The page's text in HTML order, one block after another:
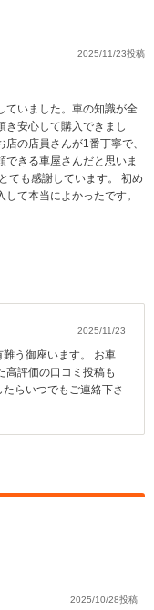
2025/11/23投稿
ていました。車の知識が全
き安心して購入できまし
の店員さんが1番丁寧で、
きる車屋さんだと思いま
ても感謝しています。 初め
て本当によかったです。
2025/11/23
う御座います。 お車
高評価の口コミ投稿も
らいつでもご連絡下さ
2025/10/28投稿